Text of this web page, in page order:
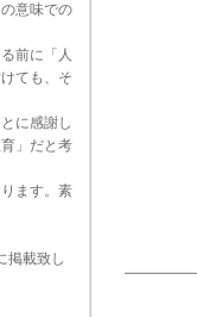
意味での
前に「人
ても、そ
に感謝し
」だと考
ます。素
掲載致し